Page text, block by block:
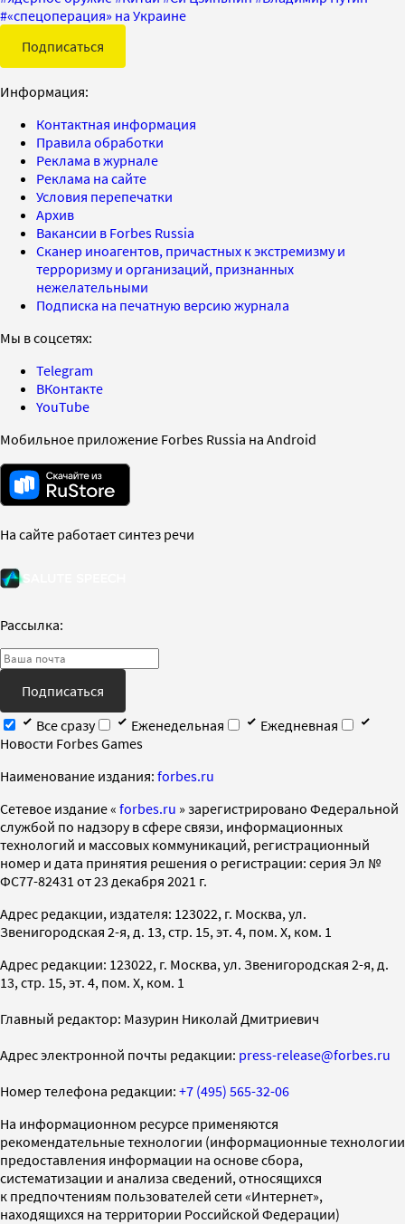
#«спецоперация» на Украине
Подписаться
Информация:
Контактная информация
Правила обработки
Реклама в журнале
Реклама на сайте
Условия перепечатки
Архив
Вакансии в Forbes Russia
Сканер иноагентов, причастных к экстремизму и
терроризму и организаций, признанных
нежелательными
Подписка на печатную версию журнала
Мы в соцсетях:
Telegram
ВКонтакте
YouTube
Мобильное приложение Forbes Russia на Android
На сайте работает синтез речи
Рассылка:
Подписаться
Все сразу
Еженедельная
Ежедневная
Новости Forbes Games
Наименование издания: forbes.ru
Cетевое издание « forbes.ru » зарегистрировано Федеральной
службой по надзору в сфере связи, информационных
технологий и массовых коммуникаций, регистрационный
номер и дата принятия решения о регистрации: серия Эл №
ФС77-82431 от 23 декабря 2021 г.
Адрес редакции, издателя: 123022, г. Москва, ул.
Звенигородская 2-я, д. 13, стр. 15, эт. 4, пом. X, ком. 1
Адрес редакции: 123022, г. Москва, ул. Звенигородская 2-я, д.
13, стр. 15, эт. 4, пом. X, ком. 1
Главный редактор: Мазурин Николай Дмитриевич
Адрес электронной почты редакции: press-release@forbes.ru
Номер телефона редакции: +7 (495) 565-32-06
На информационном ресурсе применяются
рекомендательные технологии (информационные технологии
предоставления информации на основе сбора,
систематизации и анализа сведений, относящихся
к предпочтениям пользователей сети «Интернет»,
находящихся на территории Российской Федерации)